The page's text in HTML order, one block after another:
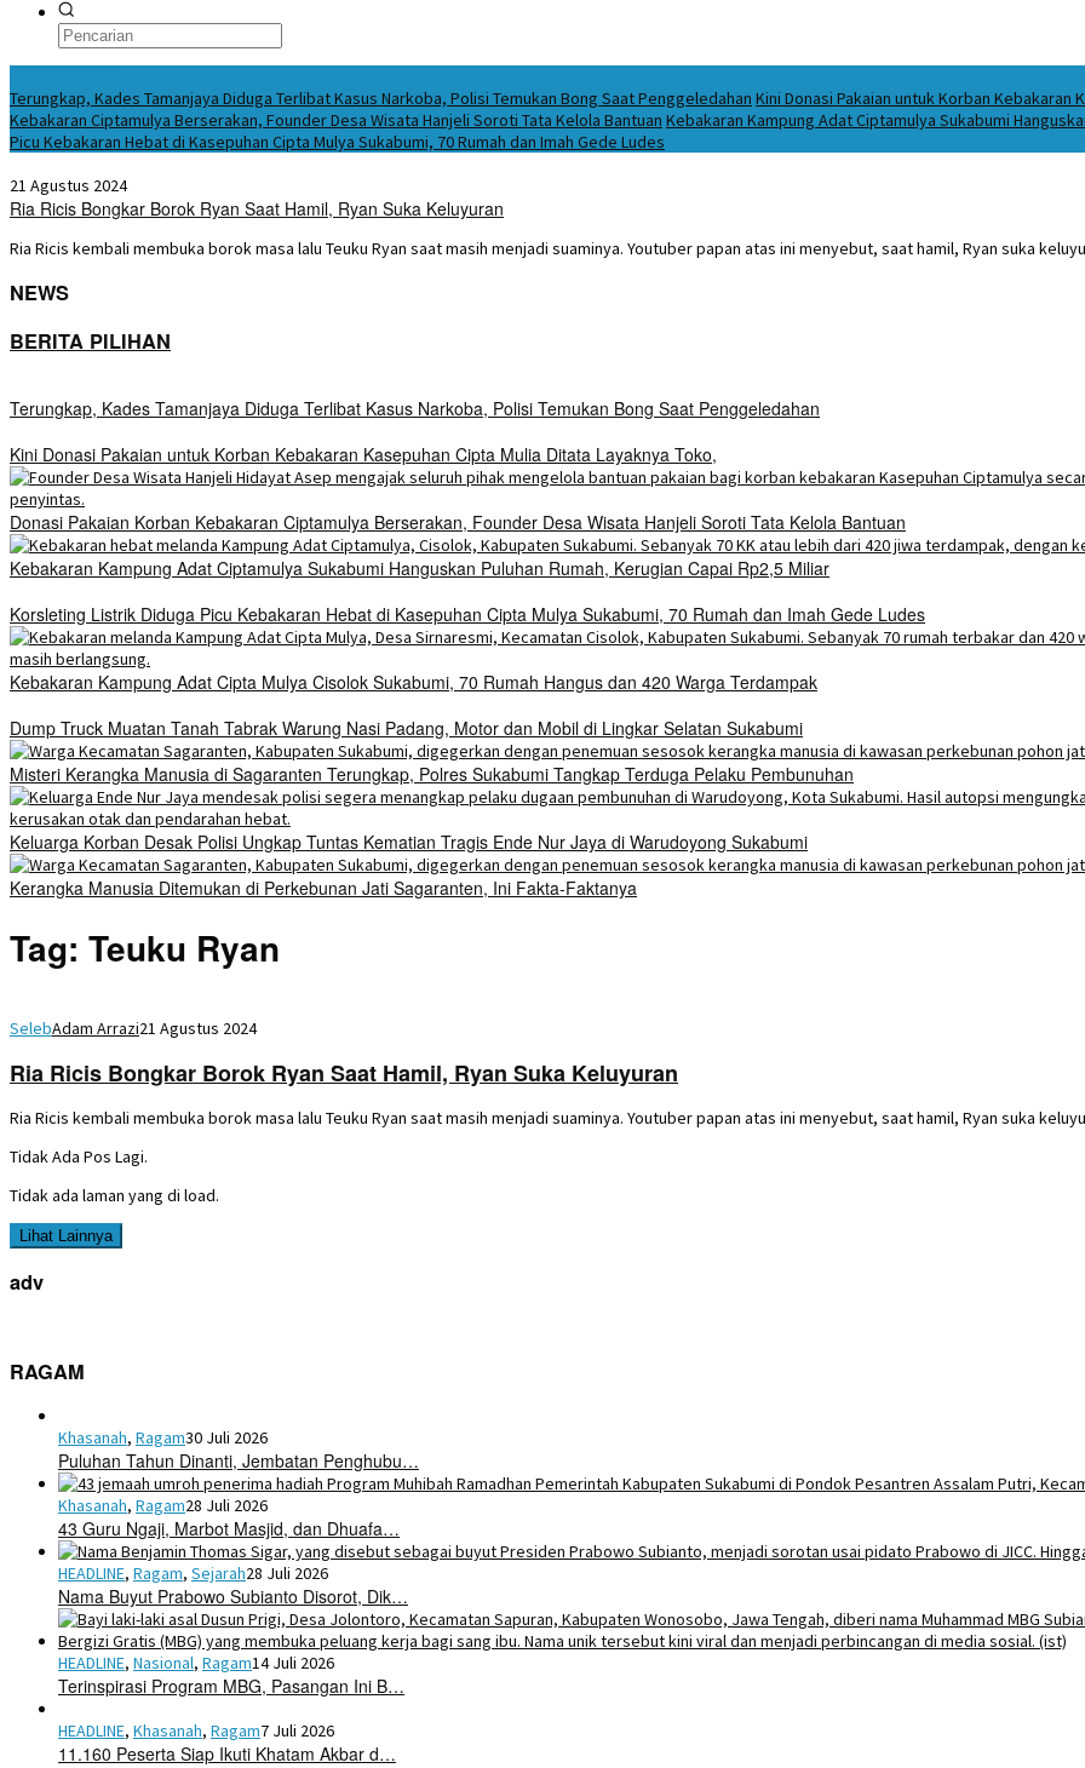
Terungkap, Kades Tamanjaya Diduga Terlibat Kasus Narkoba, Polisi Temukan Bong Saat Penggeledahan Kini Donasi Pakaian untuk Korban Kebakaran
Kebakaran Ciptamulya Berserakan, Founder Desa Wisata Hanjeli Soroti Tata Kelola Bantuan Kebakaran Kampung Adat Ciptamulya Sukabumi
Picu Kebakaran Hebat di Kasepuhan Cipta Mulya Sukabumi, 70 Rumah dan Imah Gede Ludes
21 Agustus 2024
Ria Ricis Bongkar Borok Ryan Saat Hamil, Ryan Suka Keluyuran
Ria Ricis kembali membuka borok masa lalu Teuku Ryan saat masih menjadi suaminya. Youtuber papan atas ini menyebut, saat hamil, Ryan suka
NEWS
BERITA PILIHAN
Terungkap, Kades Tamanjaya Diduga Terlibat Kasus Narkoba, Polisi Temukan Bong Saat Penggeledahan
Kini Donasi Pakaian untuk Korban Kebakaran Kasepuhan Cipta Mulia Ditata Layaknya Toko,
Donasi Pakaian Korban Kebakaran Ciptamulya Berserakan, Founder Desa Wisata Hanjeli Soroti Tata Kelola Bantuan
Kebakaran Kampung Adat Ciptamulya Sukabumi Hanguskan Puluhan Rumah, Kerugian Capai Rp2,5 Miliar
Korsleting Listrik Diduga Picu Kebakaran Hebat di Kasepuhan Cipta Mulya Sukabumi, 70 Rumah dan Imah Gede Ludes
Kebakaran Kampung Adat Cipta Mulya Cisolok Sukabumi, 70 Rumah Hangus dan 420 Warga Terdampak
Dump Truck Muatan Tanah Tabrak Warung Nasi Padang, Motor dan Mobil di Lingkar Selatan Sukabumi
Misteri Kerangka Manusia di Sagaranten Terungkap, Polres Sukabumi Tangkap Terduga Pelaku Pembunuhan
Keluarga Korban Desak Polisi Ungkap Tuntas Kematian Tragis Ende Nur Jaya di Warudoyong Sukabumi
Kerangka Manusia Ditemukan di Perkebunan Jati Sagaranten, Ini Fakta-Faktanya
Tag: Teuku Ryan
SelebAdam Arrazi21 Agustus 2024
Ria Ricis Bongkar Borok Ryan Saat Hamil, Ryan Suka Keluyuran
Ria Ricis kembali membuka borok masa lalu Teuku Ryan saat masih menjadi suaminya. Youtuber papan atas ini menyebut, saat hamil, Ryan suka
Tidak Ada Pos Lagi.
Tidak ada laman yang di load.
Lihat Lainnya
adv
RAGAM
Khasanah, Ragam30 Juli 2026
Puluhan Tahun Dinanti, Jembatan Penghubu…
Khasanah, Ragam28 Juli 2026
43 Guru Ngaji, Marbot Masjid, dan Dhuafa…
HEADLINE, Ragam, Sejarah28 Juli 2026
Nama Buyut Prabowo Subianto Disorot, Dik…
HEADLINE, Nasional, Ragam14 Juli 2026
Terinspirasi Program MBG, Pasangan Ini B…
HEADLINE, Khasanah, Ragam7 Juli 2026
11.160 Peserta Siap Ikuti Khatam Akbar d…